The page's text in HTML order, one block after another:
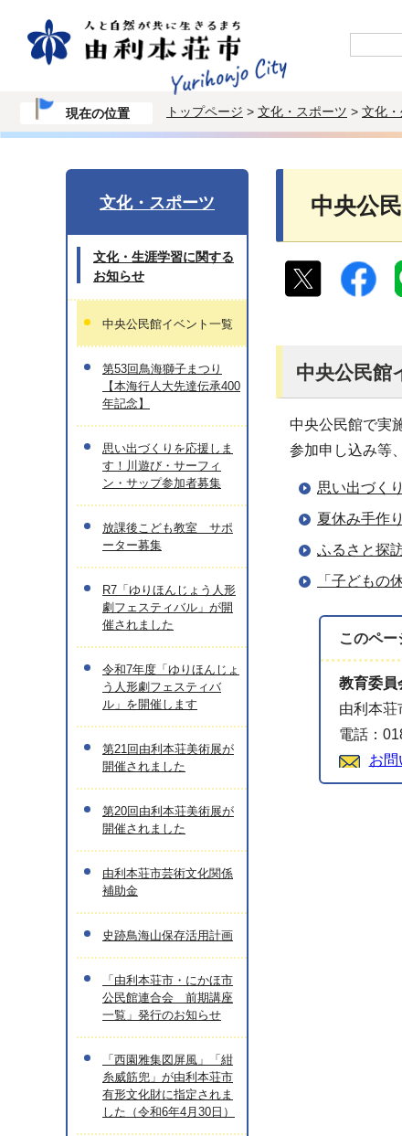
現在の位置 トップページ > 文化・スポーツ > 文化
中央公
中央公民館
中央公民館で実
参加申し込み等
思い出づく
夏休み手作
ふるさと探
「子どもの
このペー
教育委員
由利本
電話：
お問
文化・スポーツ
文化・生涯学習に関する
お知らせ
中央公民館イベント一覧
第53回鳥海獅子まつり
【本海行人大先達伝承400
年記念】
思い出づくりを応援しま
す！川遊び・サーフィ
ン・サップ参加者募集
放課後こども教室 サポ
ーター募集
R7「ゆりほんじょう人形
劇フェスティバル」が開
催されました
令和7年度「ゆりほんじょ
う人形劇フェスティバ
ル」を開催します
第21回由利本荘美術展が
開催されました
第20回由利本荘美術展が
開催されました
由利本荘市芸術文化関係
補助金
史跡鳥海山保存活用計画
「由利本荘市・にかほ市
公民館連合会 前期講座
一覧」発行のお知らせ
「西園雅集図屏風」「紺
糸威筋兜」が由利本荘市
有形文化財に指定されま
した（令和6年4月30日）